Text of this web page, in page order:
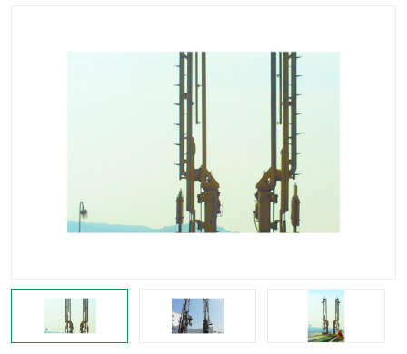
活动梯
卸车鹤管
火车鹤管
汽车鹤管 顶部鹤管
浮动出油装置